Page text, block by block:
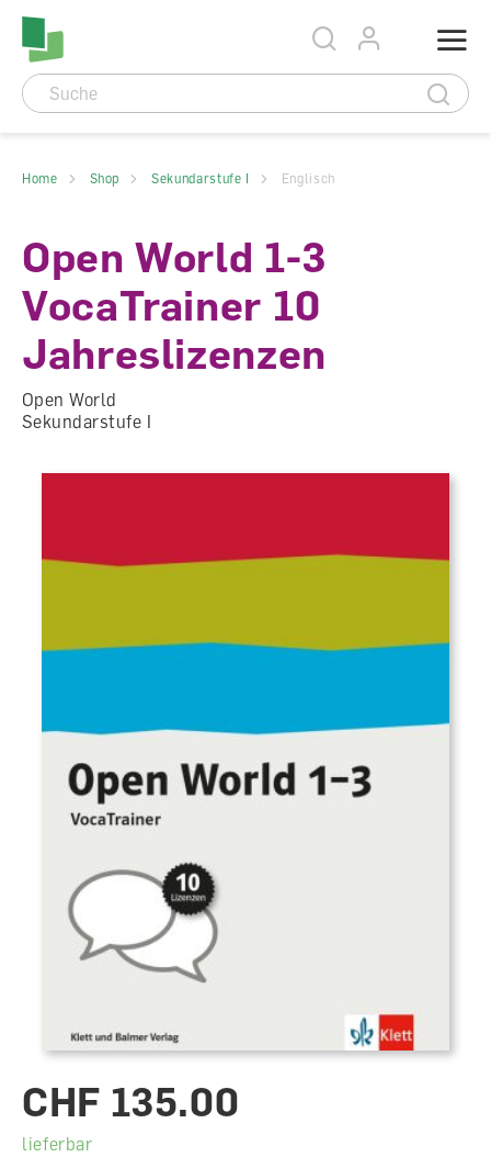
Accesskey Navigation
Seitenanfang
Direkt
Hauptnavigation
Direkt
zum
Hauptinhalt
Direkt
zum
Direkt
Home Shop Sekundarstufe I Englisch
Open World 1-3
VocaTrainer 10
Jahreslizenzen
Open World
Sekundarstufe I
CHF 135.00
lieferbar